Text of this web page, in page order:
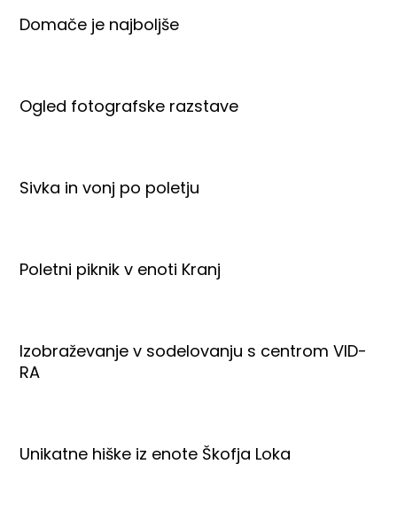
Domače je najboljše
Ogled fotografske razstave
Sivka in vonj po poletju
Poletni piknik v enoti Kranj
Izobraževanje v sodelovanju s centrom VID-
RA
Unikatne hiške iz enote Škofja Loka